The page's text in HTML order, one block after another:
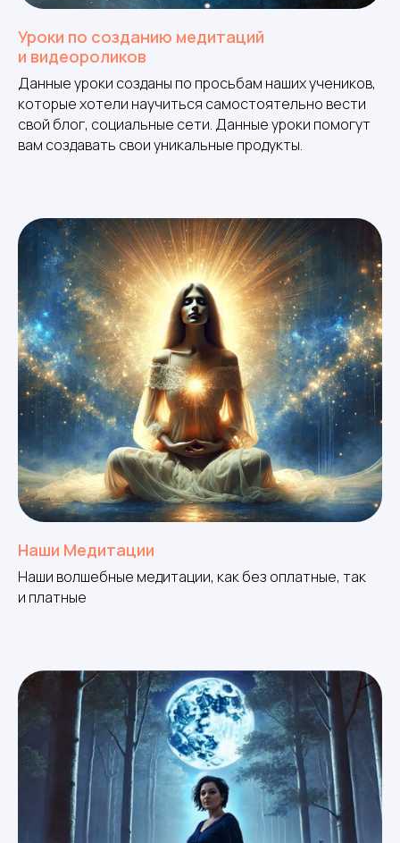
Уроки по созданию медитаций
и видеороликов
Данные уроки созданы по просьбам наших учеников,
которые хотели научиться самостоятельно вести
свой блог, социальные сети. Данные уроки помогут
вам создавать свои уникальные продукты.
Наши Медитации
Наши волшебные медитации, как без оплатные, так
и платные